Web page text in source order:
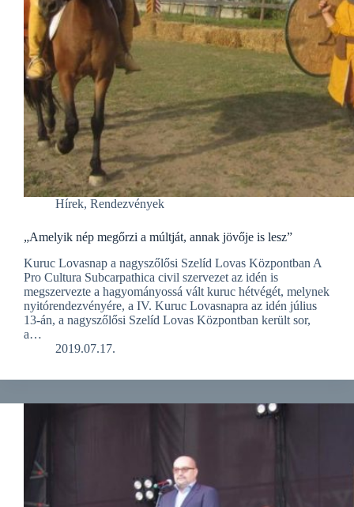
Hírek, Rendezvények
„Amelyik nép megőrzi a múltját, annak jövője is lesz”
Kuruc Lovasnap a nagyszőlősi Szelíd Lovas Központban A
Pro Cultura Subcarpathica civil szervezet az idén is
megszervezte a hagyományossá vált kuruc hétvégét, melynek
nyitórendezvényére, a IV. Kuruc Lovasnapra az idén július
13-án, a nagyszőlősi Szelíd Lovas Központban került sor,
a…
2019.07.17.